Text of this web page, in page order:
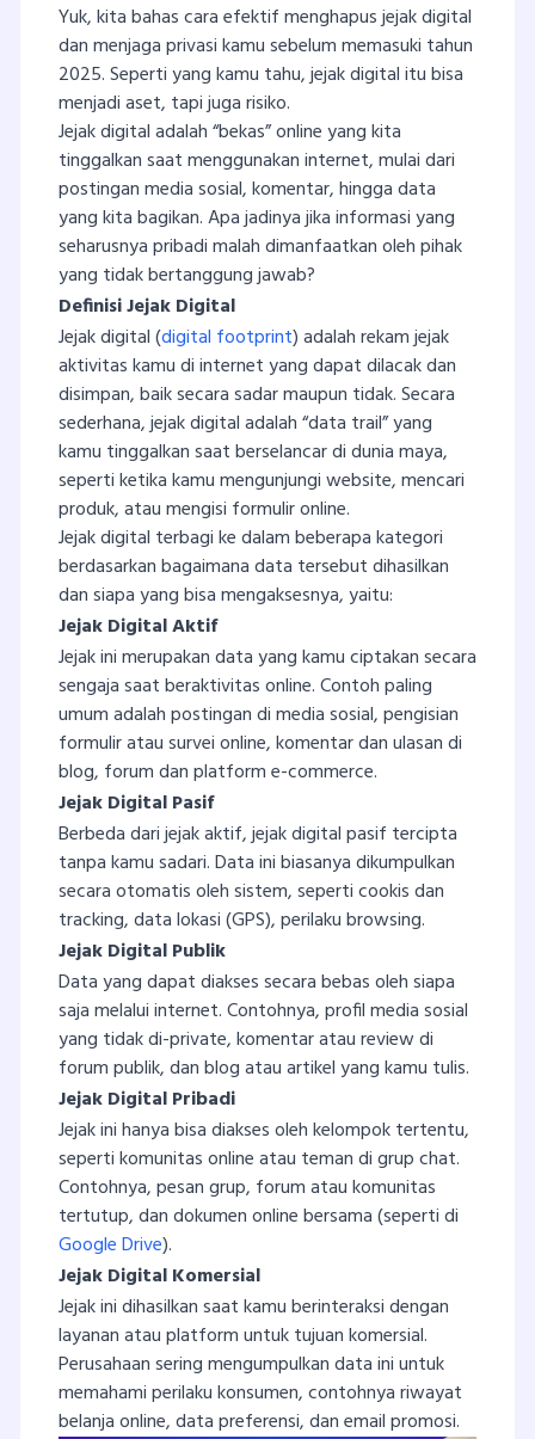
Yuk, kita bahas cara efektif menghapus jejak digital
dan menjaga privasi kamu sebelum memasuki tahun
2025. Seperti yang kamu tahu, jejak digital itu bisa
menjadi aset, tapi juga risiko.
Jejak digital adalah “bekas” online yang kita
tinggalkan saat menggunakan internet, mulai dari
postingan media sosial, komentar, hingga data
yang kita bagikan. Apa jadinya jika informasi yang
seharusnya pribadi malah dimanfaatkan oleh pihak
yang tidak bertanggung jawab?
Definisi Jejak Digital
Jejak digital (digital footprint) adalah rekam jejak
aktivitas kamu di internet yang dapat dilacak dan
disimpan, baik secara sadar maupun tidak. Secara
sederhana, jejak digital adalah “data trail” yang
kamu tinggalkan saat berselancar di dunia maya,
seperti ketika kamu mengunjungi website, mencari
produk, atau mengisi formulir online.
Jejak digital terbagi ke dalam beberapa kategori
berdasarkan bagaimana data tersebut dihasilkan
dan siapa yang bisa mengaksesnya, yaitu:
Jejak Digital Aktif
Jejak ini merupakan data yang kamu ciptakan secara
sengaja saat beraktivitas online. Contoh paling
umum adalah postingan di media sosial, pengisian
formulir atau survei online, komentar dan ulasan di
blog, forum dan platform e-commerce.
Jejak Digital Pasif
Berbeda dari jejak aktif, jejak digital pasif tercipta
tanpa kamu sadari. Data ini biasanya dikumpulkan
secara otomatis oleh sistem, seperti cookis dan
tracking, data lokasi (GPS), perilaku browsing.
Jejak Digital Publik
Data yang dapat diakses secara bebas oleh siapa
saja melalui internet. Contohnya, profil media sosial
yang tidak di-private, komentar atau review di
forum publik, dan blog atau artikel yang kamu tulis.
Jejak Digital Pribadi
Jejak ini hanya bisa diakses oleh kelompok tertentu,
seperti komunitas online atau teman di grup chat.
Contohnya, pesan grup, forum atau komunitas
tertutup, dan dokumen online bersama (seperti di
Google Drive).
Jejak Digital Komersial
Jejak ini dihasilkan saat kamu berinteraksi dengan
layanan atau platform untuk tujuan komersial.
Perusahaan sering mengumpulkan data ini untuk
memahami perilaku konsumen, contohnya riwayat
belanja online, data preferensi, dan email promosi.